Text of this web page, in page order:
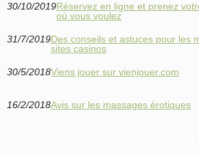
30/10/2019Réservez en ligne et prenez
où vous voulez
31/7/2019Des conseils et astuces pour les
sites casinos
30/5/2018Viens jouer sur vienjouer.com
16/2/2018Avis sur les massages érotiques